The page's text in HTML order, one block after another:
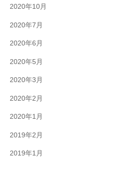
2020年10月
2020年7月
2020年6月
2020年5月
2020年3月
2020年2月
2020年1月
2019年2月
2019年1月